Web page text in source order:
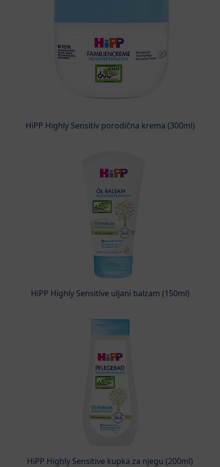
HiPP Highly Sensitiv porodična krema (300ml)
HiPP Highly Sensitive uljani balzam (150ml)
HiPP Highly Sensitive kupka za njegu (200ml)